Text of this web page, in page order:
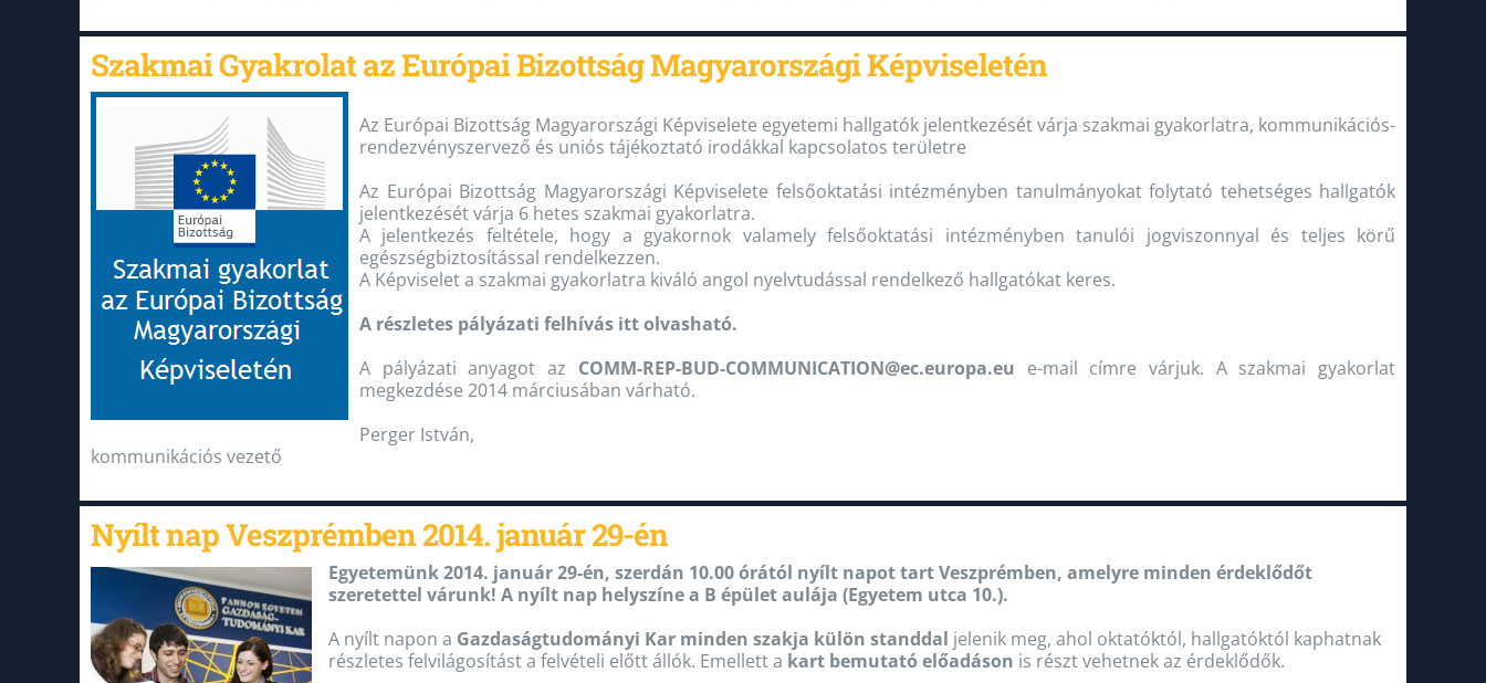
Szakmai Gyakrolat az Európai Bizottság Magyarországi Képviseletén
Az Európai Bizottság Magyarországi Képviselete egyetemi hallgatók jelentkezését várja szakmai gyakorlatra, kommunikációs-
rendezvényszervező és uniós tájékoztató irodákkal kapcsolatos területre
Az Európai Bizottság Magyarországi Képviselete felsőoktatási intézményben tanulmányokat folytató tehetséges hallgatók
jelentkezését várja 6 hetes szakmai gyakorlatra.
A jelentkezés feltétele, hogy a gyakornok valamely felsőoktatási intézményben tanulói jogviszonnyal és teljes körű
egészségbiztosítással rendelkezzen.
A Képviselet a szakmai gyakorlatra kiváló angol nyelvtudással rendelkező hallgatókat keres.
A részletes pályázati felhívás itt olvasható.
A pályázati anyagot az COMM-REP-BUD-COMMUNICATION@ec.europa.eu e-mail címre várjuk. A szakmai gyakorlat
megkezdése 2014 márciusában várható.
Perger István,
kommunikációs vezető
Nyílt nap Veszprémben 2014. január 29-én
Egyetemünk 2014. január 29-én, szerdán 10.00 órától nyílt napot tart Veszprémben, amelyre minden érdeklődőt
szeretettel várunk! A nyílt nap helyszíne a B épület aulája (Egyetem utca 10.).
A nyílt napon a Gazdaságtudományi Kar minden szakja külön standdal jelenik meg, ahol oktatóktól, hallgatóktól kaphatnak
részletes felvilágosítást a felvételi előtt állók. Emellett a kart bemutató előadáson is részt vehetnek az érdeklődők.